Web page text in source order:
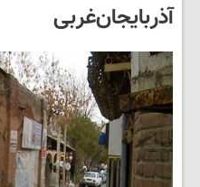
آذربایجان‌غربی